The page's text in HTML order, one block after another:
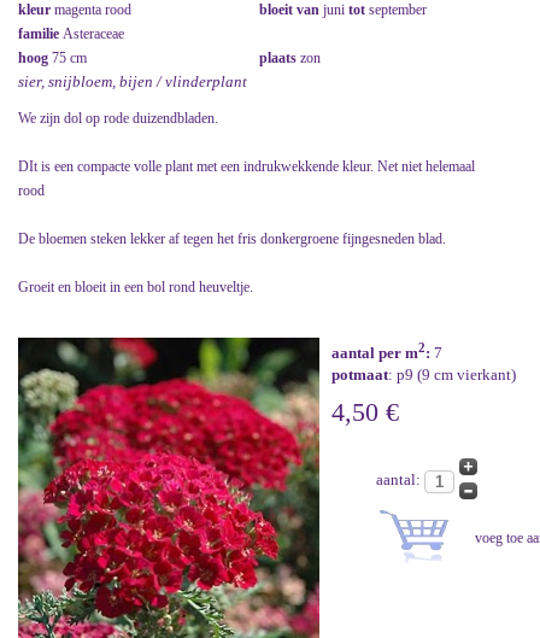
kleur magenta rood bloeit van juni tot september
familie Asteraceae
hoog 75 cm plaats zon
sier, snijbloem, bijen / vlinderplant
We zijn dol op rode duizendbladen.
DIt is een compacte volle plant met een indrukwekkende kleur. Net niet helemaal
rood
De bloemen steken lekker af tegen het fris donkergroene fijngesneden blad.
Groeit en bloeit in een bol rond heuveltje.
aantal per m2: 7
potmaat: p9 (9 cm vierkant)
4,50 €
aantal: